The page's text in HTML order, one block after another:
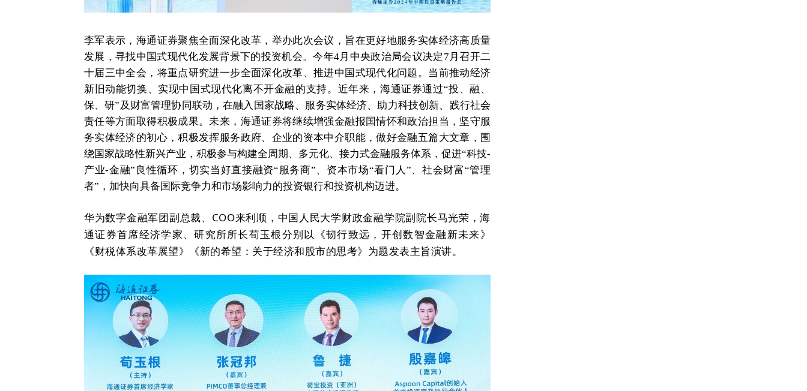
李军表示，海通证券聚焦全面深化改革，举办此次会议，旨在更好地服务实体经济高质量
发展，寻找中国式现代化发展背景下的投资机会。今年4月中央政治局会议决定7月召开二
十届三中全会，将重点研究进一步全面深化改革、推进中国式现代化问题。当前推动经济
新旧动能切换、实现中国式现代化离不开金融的支持。近年来，海通证券通过“投、融、
保、研”及财富管理协同联动，在融入国家战略、服务实体经济、助力科技创新、践行社会
责任等方面取得积极成果。未来，海通证券将继续增强金融报国情怀和政治担当，坚守服
务实体经济的初心，积极发挥服务政府、企业的资本中介职能，做好金融五篇大文章，围
绕国家战略性新兴产业，积极参与构建全周期、多元化、接力式金融服务体系，促进“科技-
产业-金融”良性循环，切实当好直接融资“服务商”、资本市场“看门人”、社会财富“管理
者”，加快向具备国际竞争力和市场影响力的投资银行和投资机构迈进。
华为数字金融军团副总裁、COO来利顺，中国人民大学财政金融学院副院长马光荣，海
通证券首席经济学家、研究所所长荀玉根分别以《韧行致远，开创数智金融新未来》
《财税体系改革展望》《新的希望：关于经济和股市的思考》为题发表主旨演讲。